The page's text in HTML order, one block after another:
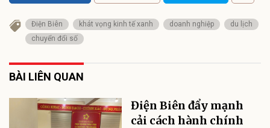
Điện Biên khát vọng kinh tế xanh doanh nghiệp
du lịch
chuyển đổi số
BÀI LIÊN QUAN
Điện Biên đẩy mạnh
cải cách hành chính